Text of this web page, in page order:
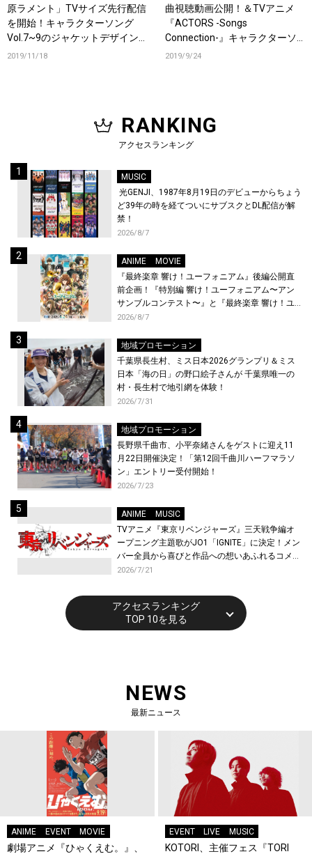
原ラメント」TVサイズ先行配信
を開始！キャラクターソング
Vol.7~9のジャケットデザイン
も公開！
2019/11/18
曲視聴動画公開！＆TVアニメ
『ACTORS -Songs
Connection-』キャラクターソ
ングCD発売決定！
2019/9/24
RANKING
アクセスランキング
MUSIC
光GENJI、1987年8月19日のデビューからちょう
ど39年の時を経てついにサブスクとDL配信が解
禁！
2026/8/7
ANIME
MOVIE
『最終楽章 響け！ユーフォニアム』後編公開直
前企画！『特別編 響け！ユーフォニアム〜アン
サンブルコンテスト〜』と『最終楽章 響け！ユ
ーフォニアム』前編の一挙上映が決定！
2026/8/7
地域プロモーション
千葉県長生村、ミス日本2026グランプリ＆ミス
日本「海の日」の野口絵子さんが 千葉県唯一の
村・長生村で地引網を体験！
2026/7/31
地域プロモーション
長野県千曲市、小平奈緒さんをゲストに迎え11
月22日開催決定！「第12回千曲川ハーフマラソ
ン」エントリー受付開始！
2026/7/23
ANIME
MUSIC
TVアニメ『東京リベンジャーズ』三天戦争編オ
ープニング主題歌がJO1「IGNITE」に決定！メン
バー全員から喜びと作品への想いあふれるコメン
トが到着！9月に東京・大阪で先行上映会を開
2026/7/21
アクセスランキング
TOP 10を見る
NEWS
最新ニュース
ANIME EVENT MOVIE
劇場アニメ『ひゃくえむ。』、
EVENT LIVE MUSIC
KOTORI、主催フェス『TORI